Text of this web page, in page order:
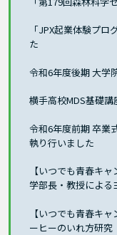
「JPX起業体験プ
た
令和6年度後期 大学
横手高校MDS基礎
令和6年度前期 卒業
執り行いました
【いつでも青春キ
学部長・教授による
【いつでも青春キ
ーヒーのいれ方研究